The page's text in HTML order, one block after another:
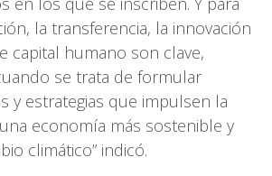
la transferencia, la innovación
capital humano son clave,
se trata de formular
y estrategias que impulsen la
economía más sostenible y
climático” indicó.